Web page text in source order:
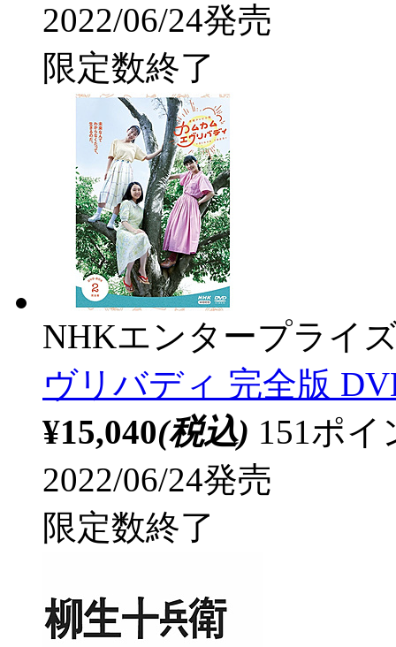
2022/06/24発売
限定数終了
NHKエンタープライ
ヴリバディ 完全版
¥15,040(税込) 151ポ
2022/06/24発売
限定数終了